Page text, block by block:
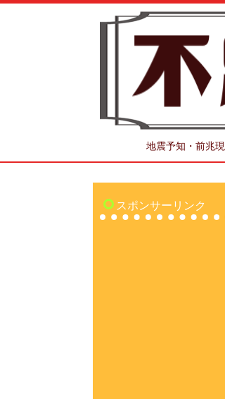
地震予知・前兆
スポンサーリンク